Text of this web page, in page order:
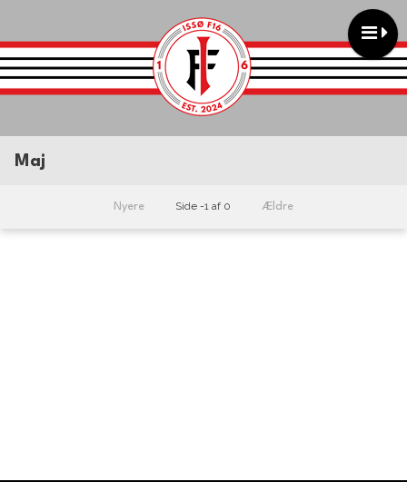
Maj
Nyere Side -1 af 0 Ældre